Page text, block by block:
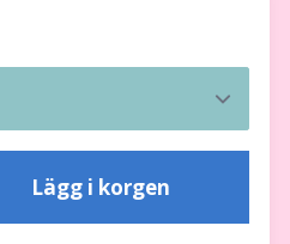
Lägg i korgen